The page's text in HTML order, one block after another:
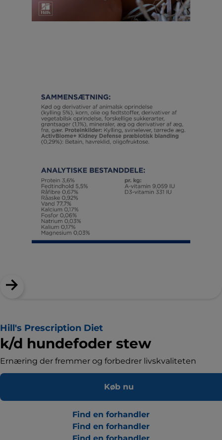
Hill's Prescription Diet
k/d hundefoder stew
Ernæring der fremmer og forbedrer livskvaliteten
Køb nu
Find en forhandler
Find en forhandler